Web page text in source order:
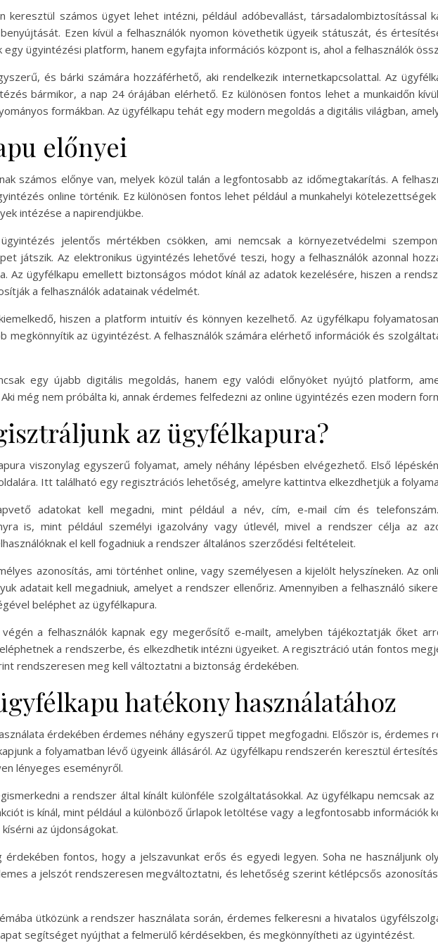
keresztül számos ügyet lehet intézni, például adóbevallást, társadalombiztosítással
Ezen kívül a felhasználók nyomon követhetik ügyeik státuszát, és
egy ügyintézési platform, hanem egyfajta információs központ is, ahol a felhasználók
és bárki számára hozzáférhető, aki rendelkezik internetkapcsolattal. Az
bármikor, a nap 24 órájában elérhető. Ez különösen fontos lehet a munkaidőn
formákban. Az ügyfélkapu tehát egy modern megoldás a digitális világban,
előnyei
számos előnye van, melyek közül talán a legfontosabb az időmegtakarítás. A
online történik. Ez különösen fontos lehet például a munkahelyi
intézése a napirendjükbe.
jelentős mértékben csökken, ami nemcsak a környezetvédelmi
játszik. Az elektronikus ügyintézés lehetővé teszi, hogy a felhasználók azonnal
Az ügyfélkapu emellett biztonságos módot kínál az adatok kezelésére, hiszen a
a felhasználók adatainak védelmét.
hiszen a platform intuitív és könnyen kezelhető. Az ügyfélkapu
megkönnyítik az ügyintézést. A felhasználók számára elérhető információk és
egy újabb digitális megoldás, hanem egy valódi előnyöket nyújtó platform,
még nem próbálta ki, annak érdemes felfedezni az online ügyintézés ezen modern
az ügyfélkapura?
viszonylag egyszerű folyamat, amely néhány lépésben elvégezhető. Első
Itt található egy regisztrációs lehetőség, amelyre kattintva elkezdhetjük a
adatokat kell megadni, mint például a név, cím, e-mail cím és
is, mint például személyi igazolvány vagy útlevél, mivel a rendszer célja az
el kell fogadniuk a rendszer általános szerződési feltételeit.
azonosítás, ami történhet online, vagy személyesen a kijelölt helyszíneken. Az
adatait kell megadniuk, amelyet a rendszer ellenőriz. Amennyiben a felhasználó
beléphet az ügyfélkapura.
a felhasználók kapnak egy megerősítő e-mailt, amelyben tájékoztatják őket
a rendszerbe, és elkezdhetik intézni ügyeiket. A regisztráció után fontos
rendszeresen meg kell változtatni a biztonság érdekében.
hatékony használatához
érdekében érdemes néhány egyszerű tippet megfogadni. Először is, érdemes
a folyamatban lévő ügyeink állásáról. Az ügyfélkapu rendszerén keresztül
lényeges eseményről.
a rendszer által kínált különféle szolgáltatásokkal. Az ügyfélkapu nemcsak
is kínál, mint például a különböző űrlapok letöltése vagy a legfontosabb információk
az újdonságokat.
érdekében fontos, hogy a jelszavunkat erős és egyedi legyen. Soha ne használjunk
a jelszót rendszeresen megváltoztatni, és lehetőség szerint kétlépcsős
ütközünk a rendszer használata során, érdemes felkeresni a hivatalos
segítséget nyújthat a felmerülő kérdésekben, és megkönnyítheti az ügyintézést.